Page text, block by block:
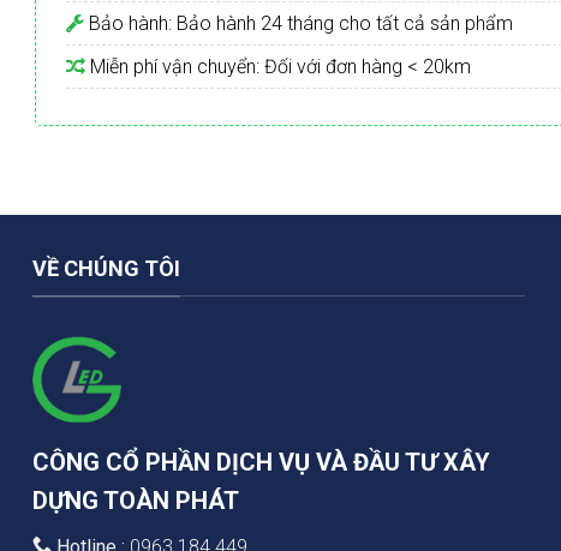
Bảo hành: Bảo hành 24 tháng cho tất cả sản phẩm
Miễn phí vận chuyển: Đối với đơn hàng < 20km
VỀ CHÚNG TÔI
CÔNG CỔ PHẦN DỊCH VỤ VÀ ĐẦU TƯ XÂY
DỰNG TOÀN PHÁT